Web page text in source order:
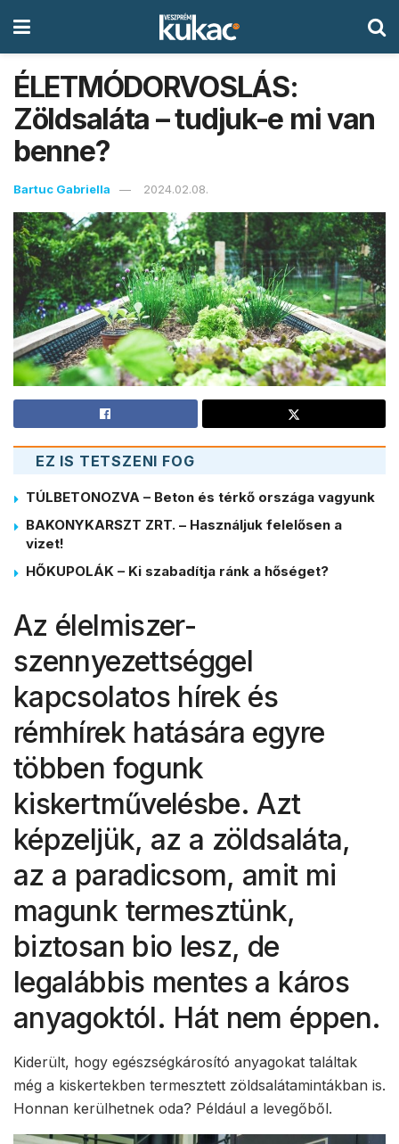
ÉLETMÓDORVOSLÁS:
Zöldsaláta – tudjuk-e mi van
benne?
Bartuc Gabriella 2024.02.08.
EZ IS TETSZENI FOG
TÚLBETONOZVA – Beton és térkő országa vagyunk
BAKONYKARSZT ZRT. – Használjuk felelősen a
vizet!
HŐKUPOLÁK – Ki szabadítja ránk a hőséget?
Az élelmiszer-
szennyezettséggel
kapcsolatos hírek és
rémhírek hatására egyre
többen fogunk
kiskertművelésbe. Azt
képzeljük, az a zöldsaláta,
az a paradicsom, amit mi
magunk termesztünk,
biztosan bio lesz, de
legalábbis mentes a káros
anyagoktól. Hát nem éppen.
Kiderült, hogy egészségkárosító anyagokat találtak
még a kiskertekben termesztett zöldsalátamintákban is.
Honnan kerülhetnek oda? Például a levegőből.